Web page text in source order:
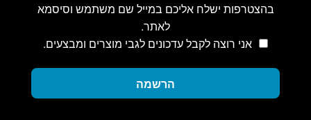
בהצטרפות ישלח אליכם במייל שם משתמש וסיסמא
לאתר.
אני רוצה לקבל עדכונים לגבי מוצרים ומבצעים.
הרשמה